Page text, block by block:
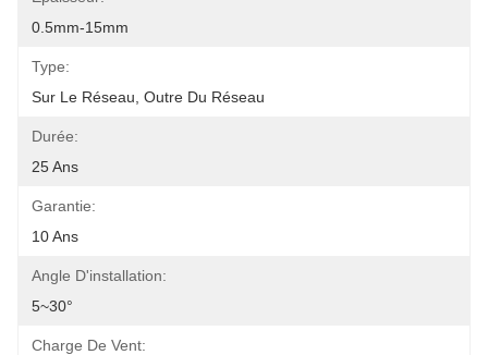
0.5mm-15mm
Type:
Sur Le Réseau, Outre Du Réseau
Durée:
25 Ans
Garantie:
10 Ans
Angle D'installation:
5~30°
Charge De Vent: